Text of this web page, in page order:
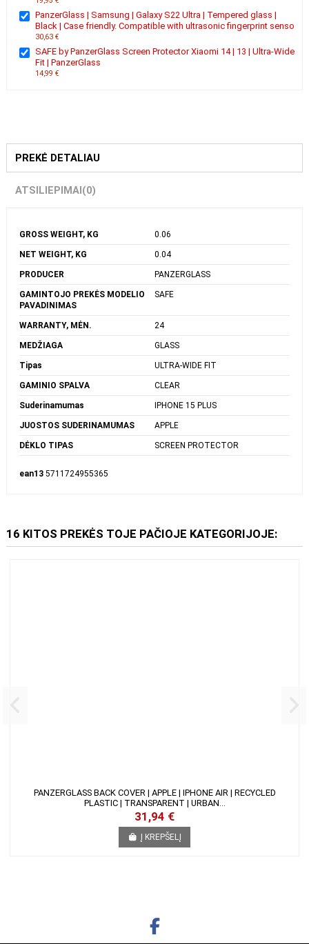
Ši prekė:
15 PLUS | Glass | Clear | Ultra-Wide Fit
19,95 €
PanzerGlass | Samsung | Galaxy S22 Ultra | Tempered glass | Black
ATSILIEPIMAI(0)
GROSS WEIGHT, KG 0.06
NET WEIGHT, KG 0.04
PRODUCER PANZERGLASS
GAMINTOJO PREKĖS MODELIO
PAVADINIMAS
SAFE
WARRANTY, MĖN. 24
MEDŽIAGA GLASS
Tipas ULTRA-WIDE FIT
GAMINIO SPALVA CLEAR
Suderinamumas
ean13 5711724955365